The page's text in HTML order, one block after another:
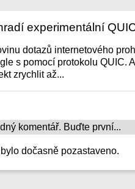
experimentální
dotazů internetového
s pomocí protokolu QUIC.
zrychlit až...
komentář. Buďte první...
dočasně pozastaveno.